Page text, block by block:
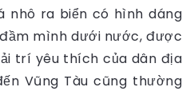
nhô ra biển có hình dáng
mình dưới nước, được
trí yêu thích của dân địa
Vũng Tàu cũng thường